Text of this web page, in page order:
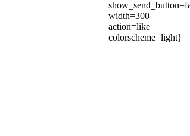
width=300
action=like
colorscheme=light}